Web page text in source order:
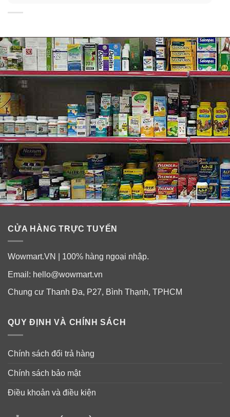
Công dụng mật ong Absolute Organic
Australian Manuka Honey
✓Có tính kháng khuẩn cao, ngăn ngừa nhiễm trùng và
các bệnh lây nhiễm hô hấp.
đường ruột.
✓Làm đẹp da, chống lão hoá, giảm mờ nếp nhăn, làm
chảy, giúp thông cổ.
CỬA HÀNG TRỰC TUYẾN
Wowmart.VN | 100% hàng ngoại nhập.
Email: hello@wowmart.vn
Chung cư Thanh Đa, P27, Bình Thạnh, TPHCM
QUY ĐỊNH VÀ CHÍNH SÁCH
Chính sách đổi trả hàng
Chính sách bảo mật
Điều khoản và điều kiện